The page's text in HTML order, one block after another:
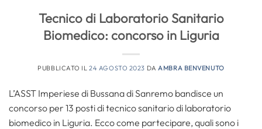
Tecnico di Laboratorio Sanitario
Biomedico: concorso in Liguria
PUBBLICATO IL24 AGOSTO 2023 DA AMBRA BENVENUTO
L’ASST Imperiese di Bussana di Sanremo bandisce un
concorso per 13 posti di tecnico sanitario di laboratorio
biomedico in Liguria. Ecco come partecipare, quali sono i